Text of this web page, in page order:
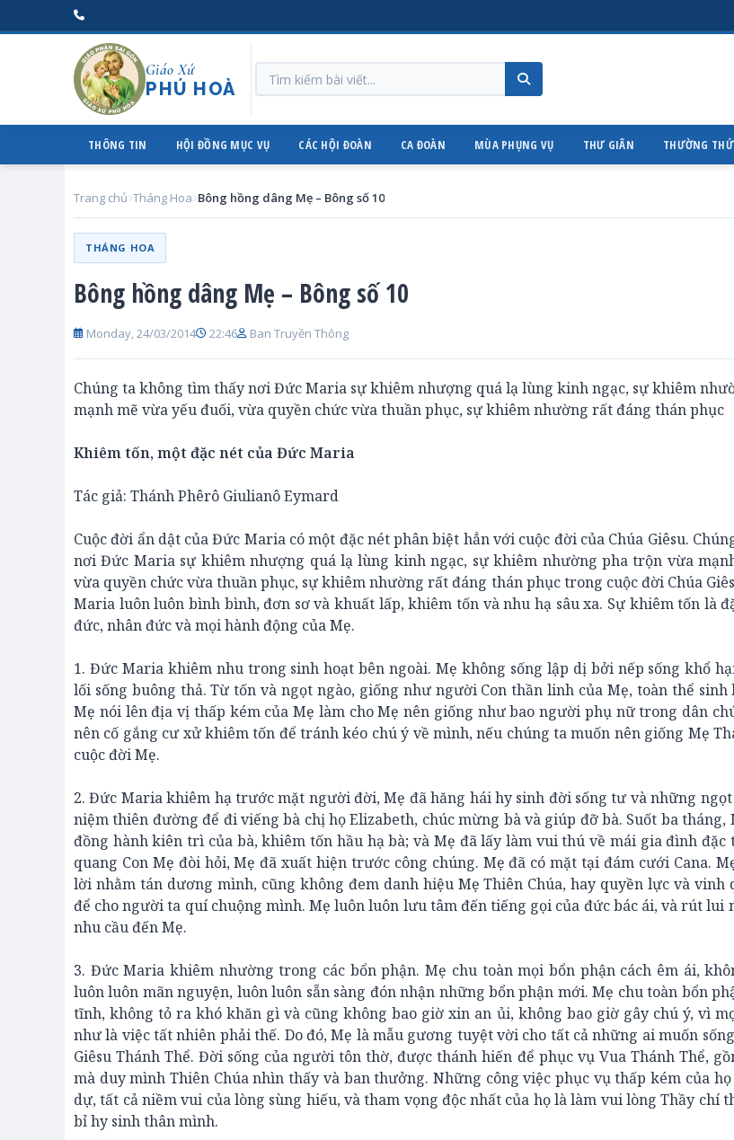
Giáo Xứ
PHÚ HOÀ
THÔNG TIN HỘI ĐỒNG MỤC VỤ CÁC HỘI ĐOÀN CA ĐOÀN MÙA PHỤNG VỤ THƯ GIÃN THƯỜNG
Trang chủ Tháng Hoa Bông hồng dâng Mẹ – Bông số 10
THÁNG HOA
Bông hồng dâng Mẹ – Bông số 10
Monday, 24/03/2014 22:46 Ban Truyền Thông
Chúng ta không tìm thấy nơi Đức Maria sự khiêm nhượng quá lạ lùng kinh ngạc, sự khiêm
mạnh mẽ vừa yếu đuối, vừa quyền chức vừa thuần phục, sự khiêm nhường rất đáng thán phục
Khiêm tốn, một đặc nét của Đức Maria
Tác giả: Thánh Phêrô Giulianô Eymard
Cuộc đời ẩn dật của Đức Maria có một đặc nét phân biệt hẳn với cuộc đời của Chúa Giêsu.
nơi Đức Maria sự khiêm nhượng quá lạ lùng kinh ngạc, sự khiêm nhường pha trộn vừa
vừa quyền chức vừa thuần phục, sự khiêm nhường rất đáng thán phục trong cuộc đời Chúa
Maria luôn luôn bình bình, đơn sơ và khuất lấp, khiêm tốn và nhu hạ sâu xa. Sự khiêm tốn là
đức, nhân đức và mọi hành động của Mẹ.
1. Đức Maria khiêm nhu trong sinh hoạt bên ngoài. Mẹ không sống lập dị bởi nếp sống khổ
lối sống buông thả. Từ tốn và ngọt ngào, giống như người Con thần linh của Mẹ, toàn thể sinh
Mẹ nói lên địa vị thấp kém của Mẹ làm cho Mẹ nên giống như bao người phụ nữ trong dân
nên cố gắng cư xử khiêm tốn để tránh kéo chú ý về mình, nếu chúng ta muốn nên giống Mẹ
cuộc đời Mẹ.
2. Đức Maria khiêm hạ trước mặt người đời, Mẹ đã hăng hái hy sinh đời sống tư và những ngọt
niệm thiên đường để đi viếng bà chị họ Elizabeth, chúc mừng bà và giúp đỡ bà. Suốt ba tháng,
đồng hành kiên trì của bà, khiêm tốn hầu hạ bà; và Mẹ đã lấy làm vui thú về mái gia đình đặc
quang Con Mẹ đòi hỏi, Mẹ đã xuất hiện trước công chúng. Mẹ đã có mặt tại đám cưới Cana.
lời nhằm tán dương mình, cũng không đem danh hiệu Mẹ Thiên Chúa, hay quyền lực và vinh
để cho người ta quí chuộng mình. Mẹ luôn luôn lưu tâm đến tiếng gọi của đức bác ái, và rút lui
nhu cầu đến Mẹ.
3. Đức Maria khiêm nhường trong các bổn phận. Mẹ chu toàn mọi bổn phận cách êm ái,
luôn luôn mãn nguyện, luôn luôn sẵn sàng đón nhận những bổn phận mới. Mẹ chu toàn bổn
tĩnh, không tỏ ra khó khăn gì và cũng không bao giờ xin an ủi, không bao giờ gây chú ý, vì
như là việc tất nhiên phải thế. Do đó, Mẹ là mẫu gương tuyệt vời cho tất cả những ai muốn
Giêsu Thánh Thể. Đời sống của người tôn thờ, được thánh hiến để phục vụ Vua Thánh Thể,
mà duy mình Thiên Chúa nhìn thấy và ban thưởng. Những công việc phục vụ thấp kém của
dự, tất cả niềm vui của lòng sùng hiếu, và tham vọng độc nhất của họ là làm vui lòng Thầy chí
bỉ hy sinh thân mình.